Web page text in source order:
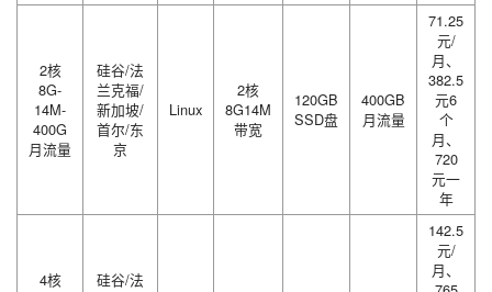
2核
8G-
14M-
400G
月流量
硅谷/法
兰克福/
新加坡/
首尔/东
京
Linux
2核
8G14M
带宽
120GB
SSD盘
400GB
月流量
71.25
元/
月、
382.5
元6
个
月、
720
元一
年
4核
硅谷/法
142.5
元/
月、